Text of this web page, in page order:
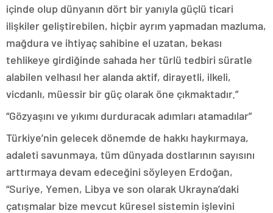
içinde olup dünyanın dört bir yanıyla güçlü ticari
ilişkiler geliştirebilen, hiçbir ayrım yapmadan mazluma,
mağdura ve ihtiyaç sahibine el uzatan, bekası
tehlikeye girdiğinde sahada her türlü tedbiri süratle
alabilen velhasıl her alanda aktif, dirayetli, ilkeli,
vicdanlı, müessir bir güç olarak öne çıkmaktadır.”
“Gözyaşını ve yıkımı durduracak adımları atamadılar”
Türkiye’nin gelecek dönemde de hakkı haykırmaya,
adaleti savunmaya, tüm dünyada dostlarının sayısını
arttırmaya devam edeceğini söyleyen Erdoğan,
“Suriye, Yemen, Libya ve son olarak Ukrayna’daki
çatışmalar bize mevcut küresel sistemin işlevini